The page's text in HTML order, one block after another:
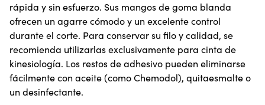
rápida y sin esfuerzo. Sus mangos de goma blanda
ofrecen un agarre cómodo y un excelente control
durante el corte. Para conservar su filo y calidad, se
recomienda utilizarlas exclusivamente para cinta de
kinesiología. Los restos de adhesivo pueden eliminarse
fácilmente con aceite (como Chemodol), quitaesmalte o
un desinfectante.